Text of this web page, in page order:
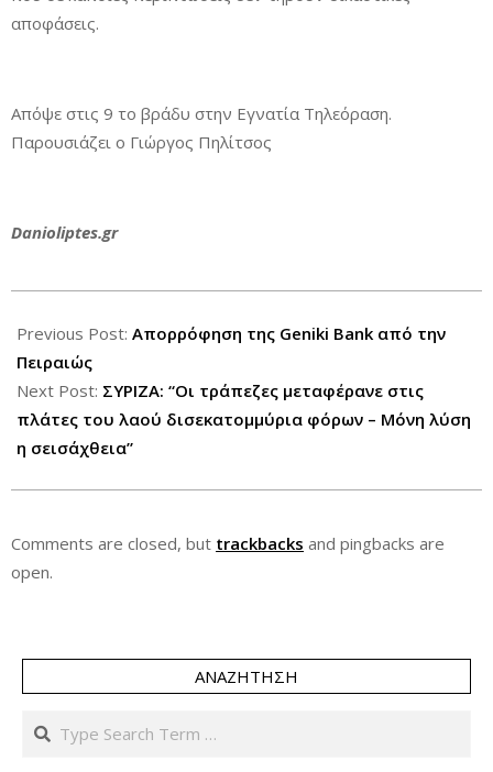
αποφάσεις.
Απόψε στις 9 το βράδυ στην Εγνατία Τηλεόραση.
Παρουσιάζει ο Γιώργος Πηλίτσος
Danioliptes.gr
10-
30
Previous Post: Απορρόφηση της Geniki Bank από την
Πειραιώς
Next Post: ΣΥΡΙΖΑ: “Οι τράπεζες μεταφέρανε στις
πλάτες του λαού δισεκατομμύρια φόρων – Μόνη λύση
η σεισάχθεια”
Comments are closed, but trackbacks and pingbacks are
open.
ΑΝΑΖΉΤΗΣΗ
Search